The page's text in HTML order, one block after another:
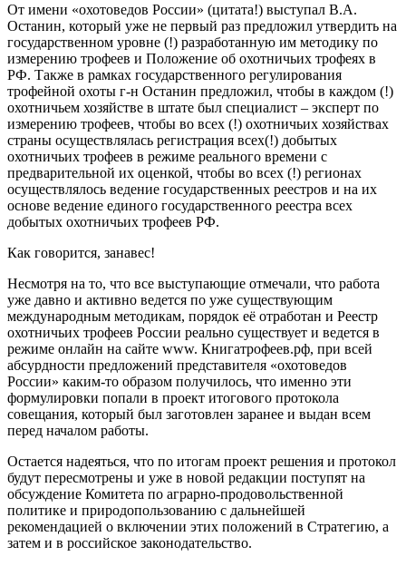
От имени «охотоведов России» (цитата!) выступал В.А.
Останин, который уже не первый раз предложил утвердить на
государственном уровне (!) разработанную им методику по
измерению трофеев и Положение об охотничьих трофеях в
РФ. Также в рамках государственного регулирования
трофейной охоты г-н Останин предложил, чтобы в каждом (!)
охотничьем хозяйстве в штате был специалист – эксперт по
измерению трофеев, чтобы во всех (!) охотничьих хозяйствах
страны осуществлялась регистрация всех(!) добытых
охотничьих трофеев в режиме реального времени с
предварительной их оценкой, чтобы во всех (!) регионах
осуществлялось ведение государственных реестров и на их
основе ведение единого государственного реестра всех
добытых охотничьих трофеев РФ.
Как говорится, занавес!
Несмотря на то, что все выступающие отмечали, что работа
уже давно и активно ведется по уже существующим
международным методикам, порядок её отработан и Реестр
охотничьих трофеев России реально существует и ведется в
режиме онлайн на сайте www. Книгатрофеев.рф, при всей
абсурдности предложений представителя «охотоведов
России» каким-то образом получилось, что именно эти
формулировки попали в проект итогового протокола
совещания, который был заготовлен заранее и выдан всем
перед началом работы.
Остается надеяться, что по итогам проект решения и протокол
будут пересмотрены и уже в новой редакции поступят на
обсуждение Комитета по аграрно-продовольственной
политике и природопользованию с дальнейшей
рекомендацией о включении этих положений в Стратегию, а
затем и в российское законодательство.